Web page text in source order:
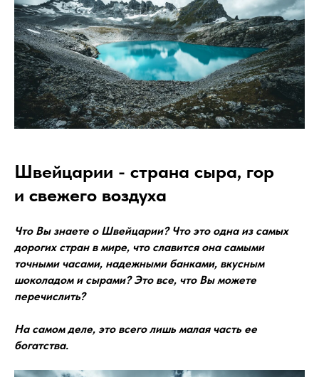
Швейцарии - страна сыра, гор
и свежего воздуха
Что Вы знаете о Швейцарии? Что это одна из самых
дорогих стран в мире, что славится она самыми
точными часами, надежными банками, вкусным
шоколадом и сырами? Это все, что Вы можете
перечислить?
На самом деле, это всего лишь малая часть ее
богатства.